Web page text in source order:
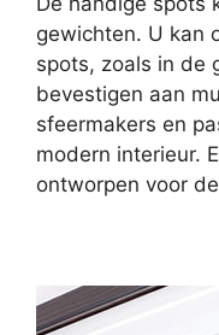
gewichten. U kan
spots, zoals in de
bevestigen aan
sfeermakers en
modern interieur.
ontworpen voor